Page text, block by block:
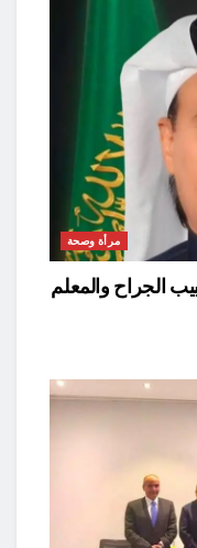
مرأة وصحة
الجراح والمعلم